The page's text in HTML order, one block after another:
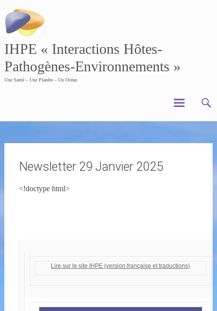
content
IHPE « Interactions Hôtes-
Pathogènes-Environnements »
Une Santé – Une Planète – Un Océan
Newsletter 29 Janvier 2025
<!doctype html>
Lire sur le site IHPE (version française et traductions)